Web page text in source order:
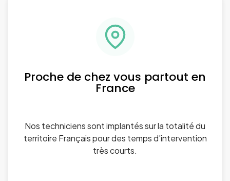
Proche de chez vous partout en
France
Nos techniciens sont implantés sur la totalité du
territoire Français pour des temps d'intervention
très courts.